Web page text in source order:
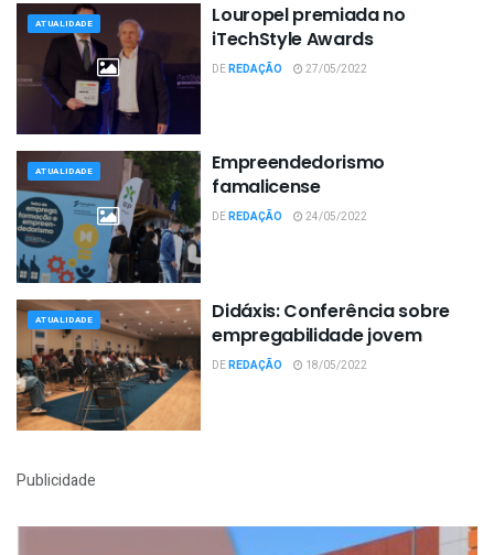
ATUALIDADE
Louropel premiada no
iTechStyle Awards
DEREDAÇÃO 27/05/2022
ATUALIDADE
Empreendedorismo
famalicense
DEREDAÇÃO 24/05/2022
ATUALIDADE
Didáxis: Conferência sobre
empregabilidade jovem
DEREDAÇÃO 18/05/2022
Publicidade